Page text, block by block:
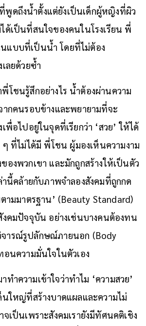
พูดถึงน้ำตั้งแต่ยังเป็นเด็กผู้หญิงที่ผิว
ด้เป็นที่สนใจของคนในโรงเรียน พี่
แบบที่เป็นน้ำ โดยที่ไม่ต้อง
ลยด้วยซ้ำ
พี่โชนรู้สึกอย่างไร น้ำต้องผ่านความ
ากคนรอบข้างและพยายามที่จะ
พื่อไปอยู่ในจุดที่เรียกว่า ‘สวย’ ให้ได้
ที่ไม่ได้มี พี่โชน ผู้มองเห็นความงาม
องพวกเขา และมักถูกสร้างให้เป็นตัว
านี้คล้ายกับภาพจำลองสังคมที่ถูกกด
ามมาตรฐาน’ (Beauty Standard)
งคมปัจจุบัน อย่างเช่นบางคนต้องทน
ารณ์รูปลักษณ์ภายนอก (Body
นความมั่นใจในตัวเอง
ำความเข้าใจว่าทำไม ‘ความสวย’
นใหญ่ที่สร้างบาดแผลและความไม่
เป็นเพราะสังคมเรายังมีทัศนคติเชิง